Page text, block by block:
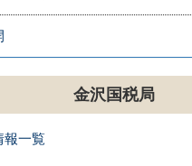
金沢国税局
報一覧